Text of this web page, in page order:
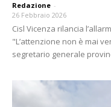
Redazione -
26 Febbraio 2026
Cisl Vicenza rilancia
"L’attenzione non è mai
segretario generale